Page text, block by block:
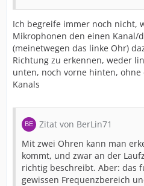
Ich begreife immer noch nicht,
Mikrophonen den einen Kanal/
(meinetwegen das linke Ohr)
Richtung zu erkennen, weder
unten, noch vorne hinten, ohne
Kanals
Zitat von BerLin71
Mit zwei Ohren kann man
kommt, und zwar an der
richtig beschreibt. Aber: das
gewissen Frequenzbereich